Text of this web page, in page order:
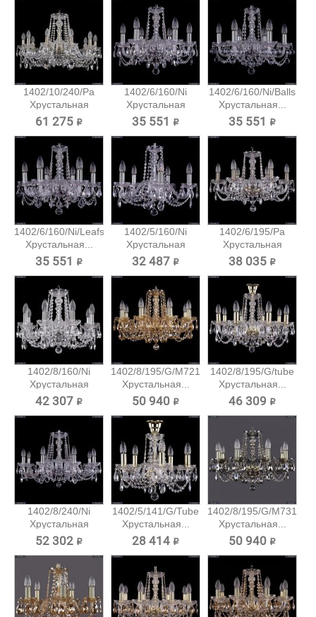
1402/10/240/Pa
Хрустальная
подвесная...
61 275 ₽
1402/6/160/Ni
Хрустальная
подвесная...
35 551 ₽
1402/6/160/Ni/Balls
Хрустальная...
35 551 ₽
1402/6/160/Ni/Leafs
Хрустальная...
35 551 ₽
1402/5/160/Ni
Хрустальная
подвесная...
32 487 ₽
1402/6/195/Pa
Хрустальная
подвесная...
38 035 ₽
1402/8/160/Ni
Хрустальная
подвесная...
42 307 ₽
1402/8/195/G/M721
Хрустальная...
50 940 ₽
1402/8/195/G/tube
Хрустальная...
46 309 ₽
1402/8/240/Ni
Хрустальная
подвесная...
52 302 ₽
1402/5/141/G/Tube
Хрустальная...
28 414 ₽
1402/8/195/G/M731
Хрустальная...
50 940 ₽